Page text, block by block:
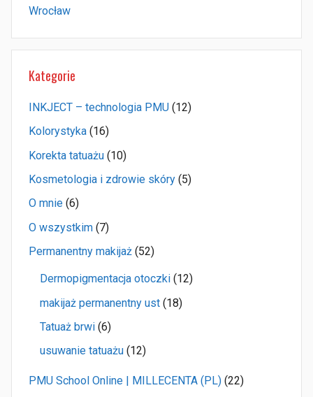
Wrocław
Kategorie
INKJECT – technologia PMU (12)
Kolorystyka (16)
Korekta tatuażu (10)
Kosmetologia i zdrowie skóry (5)
O mnie (6)
O wszystkim (7)
Permanentny makijaż (52)
Dermopigmentacja otoczki (12)
makijaż permanentny ust (18)
Tatuaż brwi (6)
usuwanie tatuażu (12)
PMU School Online | MILLECENTA (PL) (22)